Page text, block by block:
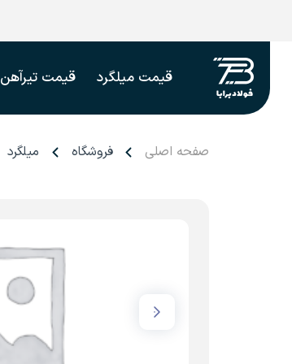
قیمت میلگرد قیمت تیرآهن
صفحه اصلی فروشگاه میلگرد